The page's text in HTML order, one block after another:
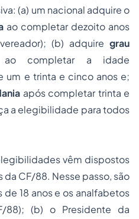
(a) um nacional adquire o
ao completar dezoito anos
(b) adquire grau
completar a idade
um e trinta e cinco anos e;
após completar trinta e
a elegibilidade para todos
vêm dispostos
da CF/88. Nesse passo, são
de 18 anos e os analfabetos
(b) o Presidente da